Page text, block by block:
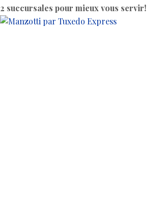
2 succursales pour mieux vous servir!